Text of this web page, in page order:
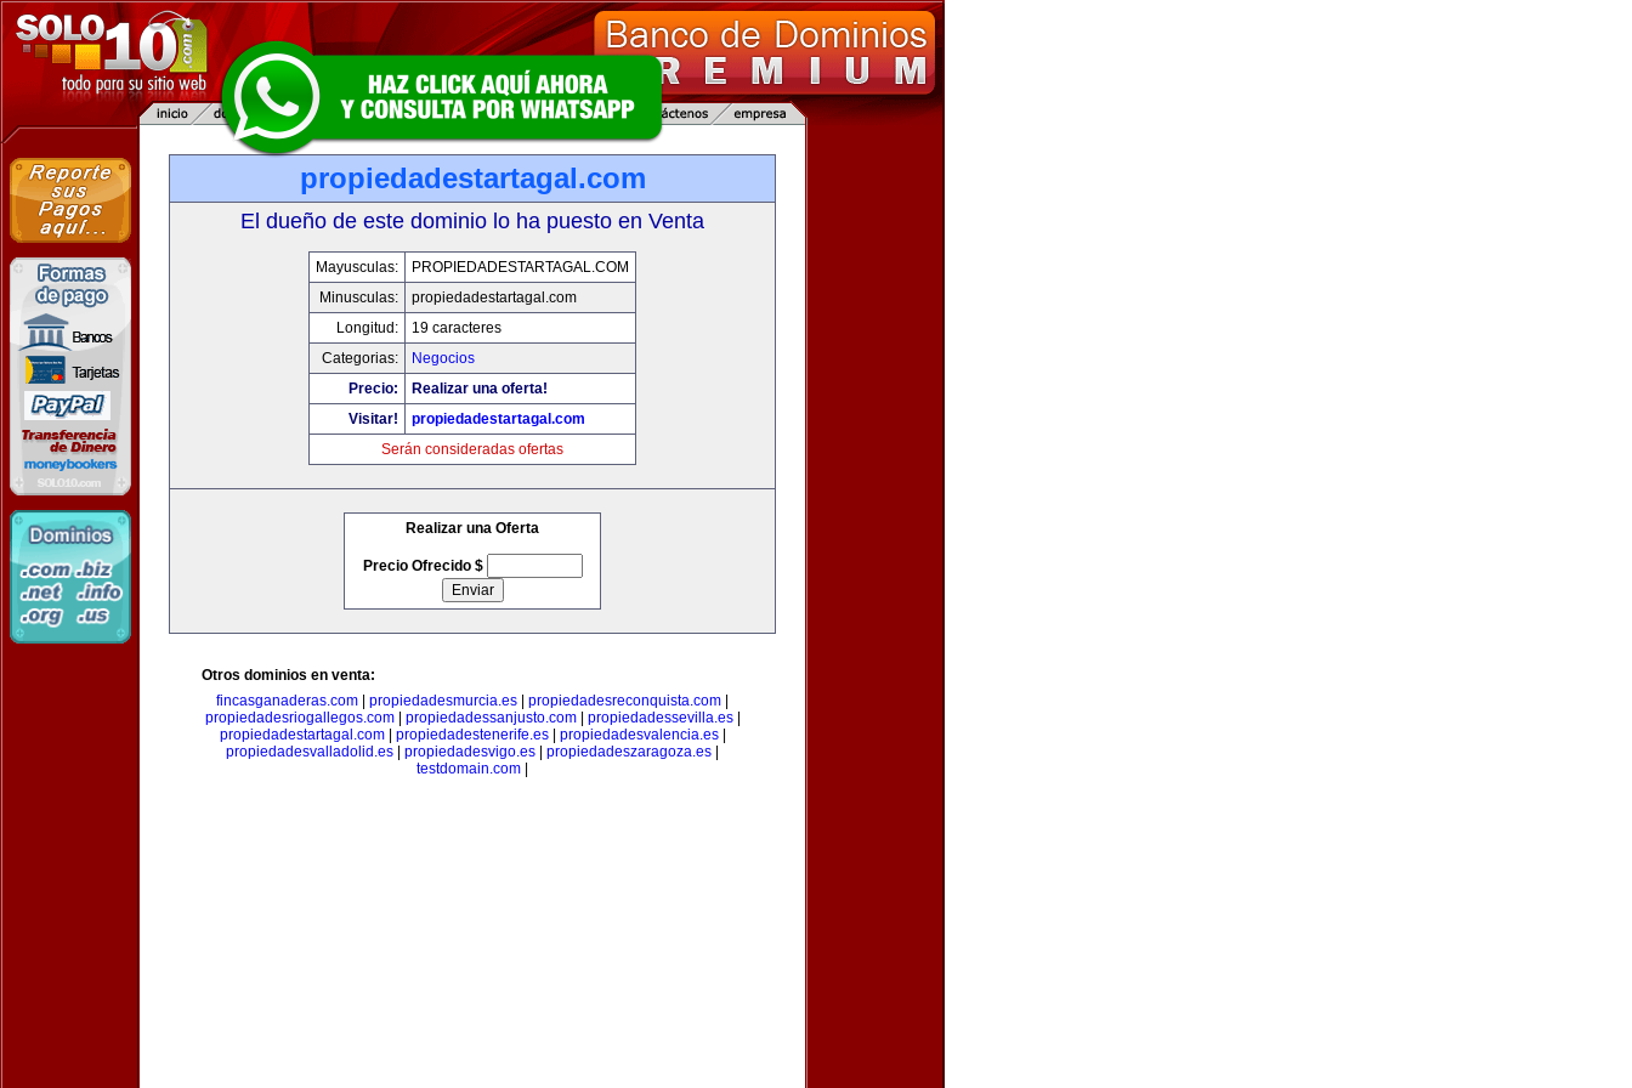
propiedadestartagal.com
El dueño de este dominio lo ha puesto en Venta
Mayusculas:
PROPIEDADESTARTAGAL.COM
Minusculas:
propiedadestartagal.com
Longitud:
19 caracteres
Categorias:
Negocios
Precio:
Realizar una oferta!
Visitar!
propiedadestartagal.com
Serán consideradas ofertas
Realizar una Oferta
Precio Ofrecido $
Otros dominios en venta:
fincasganaderas.com
propiedadesmurcia.es propiedadesreconquista.com
propiedadesriogallegos.com| propiedadessanjusto.com| propiedadessevilla.es|
propiedadestartagal.com| propiedadestenerife.es| propiedadesvalencia.es|
propiedadesvalladolid.es
propiedadesvigo.es propiedadeszaragoza.es
testdomain.com